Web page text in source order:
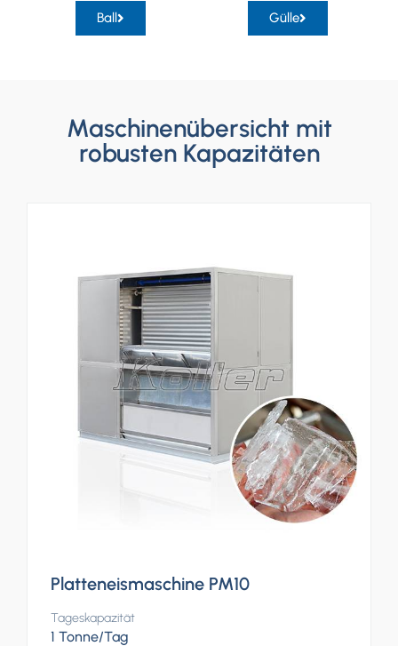
Ball Gülle
Maschinenübersicht mit
robusten Kapazitäten
Platteneismaschine PM10
Tageskapazität
1 Tonne/Tag